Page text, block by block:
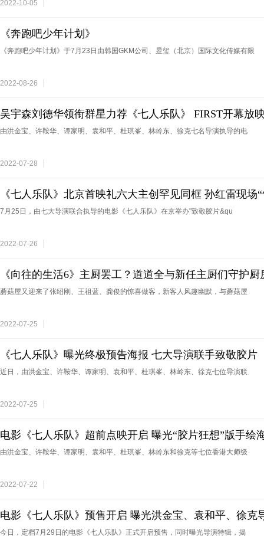
2022-10-05
《奔跑吧少年计划》
《奔跑吧少年计划》于7月23日由韩国GKM公司、昱玺（北京）国际文化传媒有限
2022-08-26
吴宇森刘德华领衔群星力荐《七人乐队》 FIRST开幕放
由洪金宝、许鞍华、谭家明、袁和平、杜琪峯、林岭东、徐克七名导演执导的电
2022-07-28
《七人乐队》北京首映礼六大主创罕见同框 孙红雷现场
7月25日，由七大导演联合执导的电影《七人乐队》在京举办"致敬胶片&qu
2022-07-26
《向往的生活6》主厨罢工？道道全与新任主厨们守护厨
蘑菇屋又迎来了张绍刚、王祖蓝、龚俊的惊喜做客，新客人风趣幽默，与蘑菇屋
2022-07-25
《七人乐队》曝光终极预告海报 七大导演联手致敬胶片
近日，由洪金宝、许鞍华、谭家明、袁和平、杜琪峯、林岭东、徐克七位导演联
2022-07-25
电影《七人乐队》超前点映开启 曝光“胶片狂想”版手绘
由洪金宝、许鞍华、谭家明、袁和平、杜琪峯、林岭东和徐克等七位香港大师级
2022-07-22
电影《七人乐队》预售开启 曝光洪金宝、袁和平、徐克
今日，定档7月29日的电影《七人乐队》正式开启预售，同时曝光导演特辑，揭